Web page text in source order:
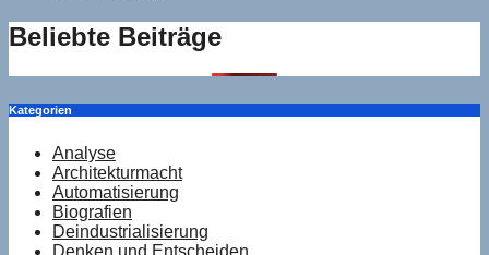
Beliebte Beiträge
Kategorien
Analyse
Architekturmacht
Automatisierung
Biografien
Deindustrialisierung